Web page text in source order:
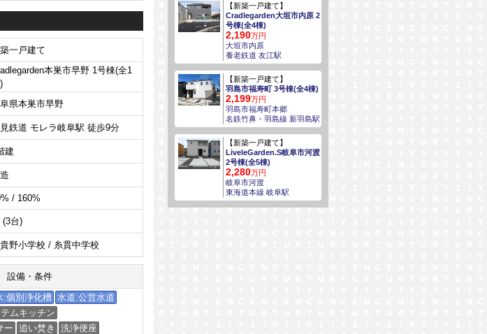
一戸建て
本巣市早野 1号棟(全1
県本巣市早野
鉄道 モレラ岐阜駅 徒歩9分
建
/ 160%
(3台)
野小学校 / 糸貫中学校
設備・条件
:個別浄化槽 水道:公営水道
ムキッチン
ー 追い焚き
洗浄便座
【新築一戸建て】
Cradlegarden大垣市内原 2
号棟(全4棟)
2,190万円
大垣市内原
養老鉄道 友江駅
【新築一戸建て】
羽島市福寿町 3号棟(全4棟)
2,199万円
羽島市福寿町本郷
名鉄竹鼻・羽島線 新羽島駅
【新築一戸建て】
LiveleGarden.S岐阜市河渡
2号棟(全5棟)
2,280万円
岐阜市河渡
東海道本線 岐阜駅